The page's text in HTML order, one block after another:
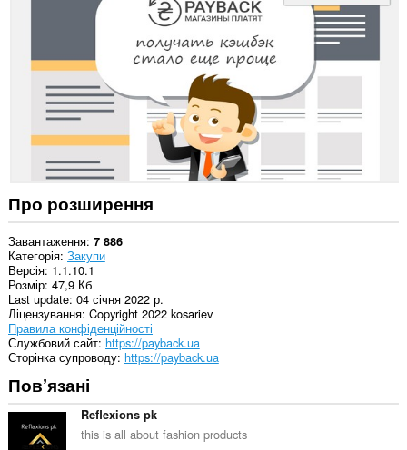
розширення
отримувати
ваших
із
сайтів.
Це
розширення
може
читати
дані
з
вашого
журналу
перегляду
і
вноситиме
до
нього
зміни.
Про розширення
Завантаження 7 886
Категорія Закупи
Версія 1.1.10.1
Розмір 47,9 Кб
Last update 04 січня 2022 р.
Ліцензування Copyright 2022 kosariev
Правила конфіденційності
Службовий сайт https://payback.ua
Сторінка супроводу https://payback.ua
Пов’язані
Reflexions pk
this is all about fashion products